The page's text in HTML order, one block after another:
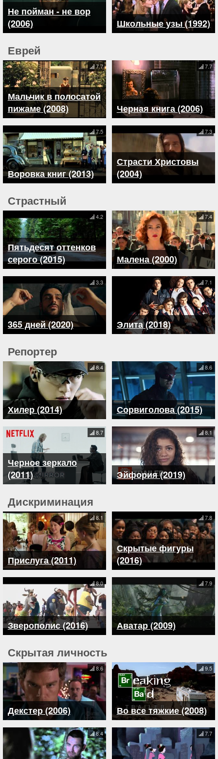
Не пойман - не вор
(2006)
Школьные узы (1992)
Еврей
Мальчик в полосатой
пижаме (2008)
7.7
Черная книга (2006)
7.7
Воровка книг (2013)
7.5
Страсти Христовы
(2004)
7.3
Страстный
Пятьдесят оттенков
серого (2015)
4.2
Малена (2000)
7.4
365 дней (2020)
3.3
Элита (2018)
7.1
Репортер
Хилер (2014)
8.4
Сорвиголова (2015)
8.6
Черное зеркало
(2011)
8.7
Эйфория (2019)
8.1
Дискриминация
Прислуга (2011)
8.1
Скрытые фигуры
(2016)
7.8
Зверополис (2016)
8.0
Аватар (2009)
7.9
Скрытая личность
Декстер (2006)
8.6
Во все тяжкие (2008)
9.5
8.4 7.7